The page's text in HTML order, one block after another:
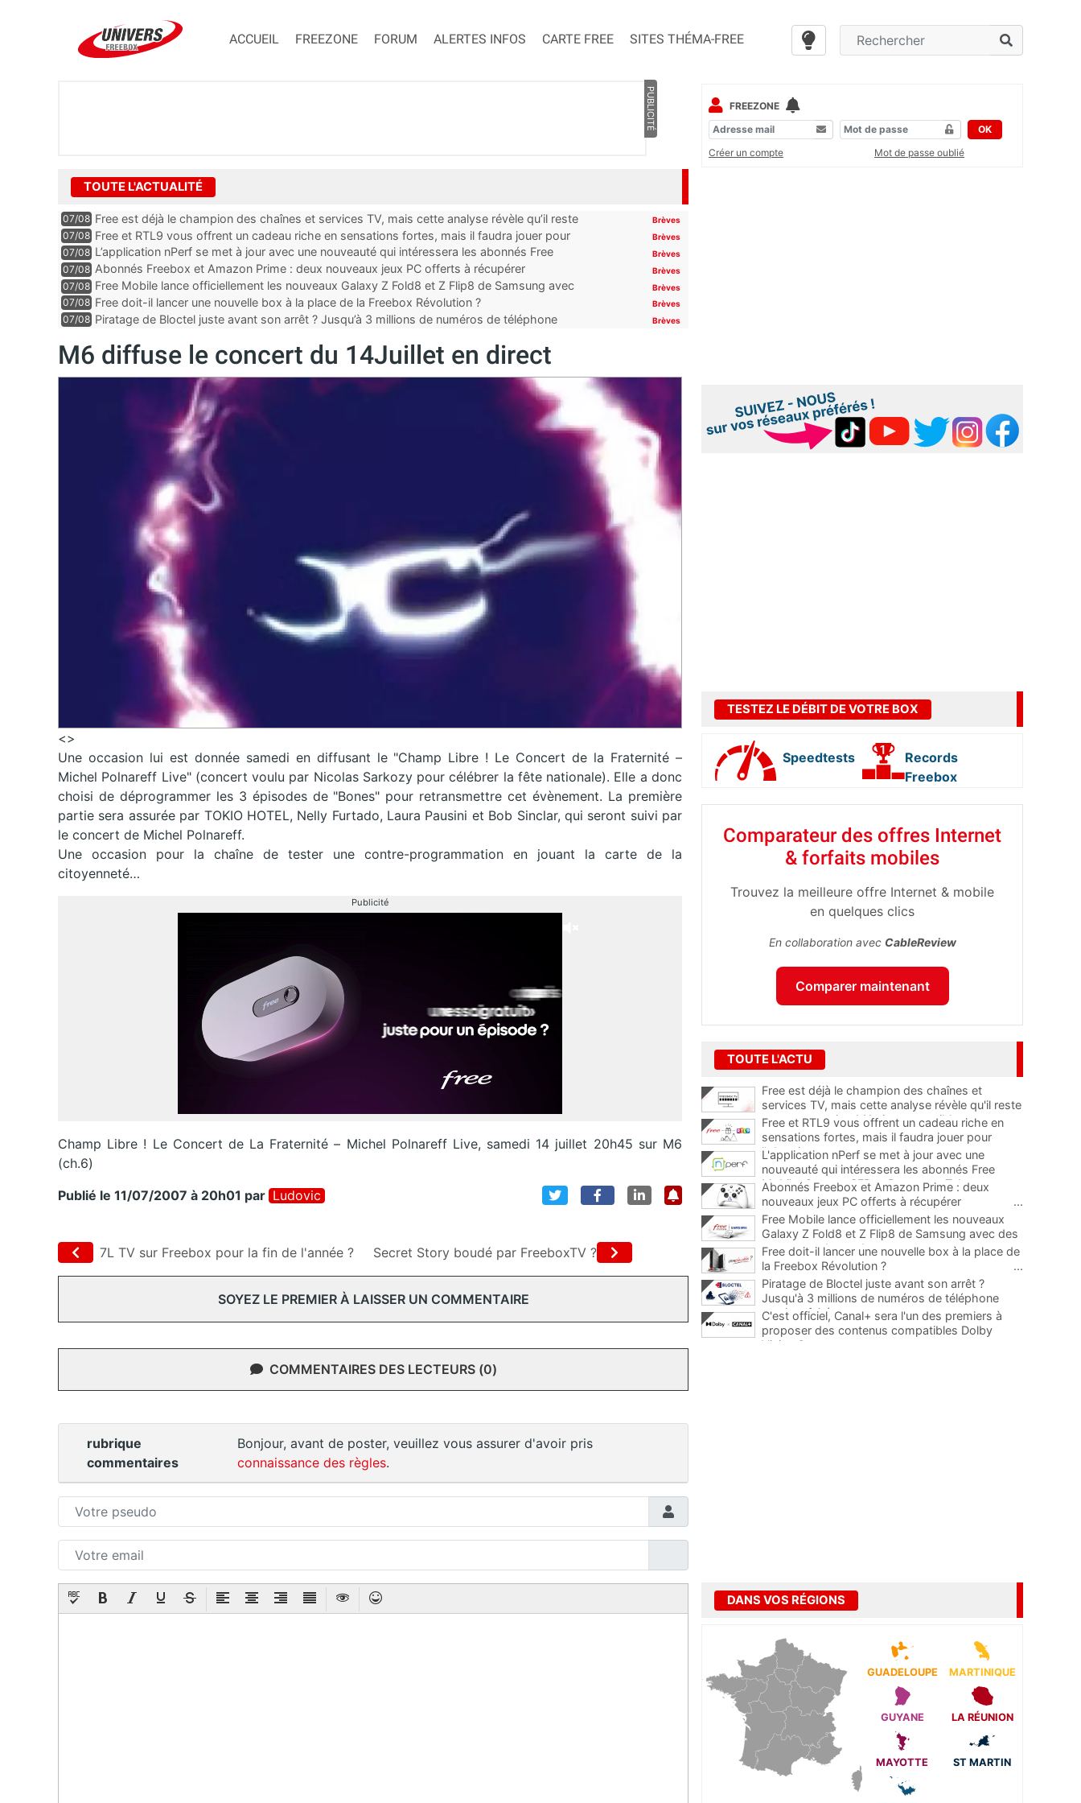
ACCUEIL FREEZONE FORUM ALERTES INFOS CARTE FREE SITES THÉMA-FREE
PUBLICITÉ
TOUTE L'ACTUALITÉ
07/08 Free est déjà le champion des chaînes et services TV, mais cette analyse révèle qu’il reste
encore au moin...
Brèves
07/08 Free et RTL9 vous offrent un cadeau riche en sensations fortes, mais il faudra jouer pour
l’obtenir
Brèves
07/08 L’application nPerf se met à jour avec une nouveauté qui intéressera les abonnés Free
Mobile, Orange, SFR ...
Brèves
07/08 Abonnés Freebox et Amazon Prime : deux nouveaux jeux PC offerts à récupérer Brèves
07/08 Free Mobile lance officiellement les nouveaux Galaxy Z Fold8 et Z Flip8 de Samsung avec
des promos et des cadeaux
Brèves
07/08 Free doit-il lancer une nouvelle box à la place de la Freebox Révolution ? Brèves
07/08 Piratage de Bloctel juste avant son arrêt ? Jusqu’à 3 millions de numéros de téléphone
Brèves
M6 diffuse le concert du 14Juillet en direct
<>
Une occasion lui est donnée samedi en diffusant le "Champ Libre ! Le Concert de la Fraternité –
Michel Polnareff Live" (concert voulu par Nicolas Sarkozy pour célébrer la fête nationale). Elle a donc
choisi de déprogrammer les 3 épisodes de "Bones" pour retransmettre cet évènement. La première
partie sera assurée par TOKIO HOTEL, Nelly Furtado, Laura Pausini et Bob Sinclar, qui seront suivi par
le concert de Michel Polnareff.
Une occasion pour la chaîne de tester une contre-programmation en jouant la carte de la
citoyenneté…
Publicité
Champ Libre ! Le Concert de La Fraternité – Michel Polnareff Live, samedi 14 juillet 20h45 sur M6
(ch.6)
Publié le 11/07/2007 à 20h01 par Ludovic
7L TV sur Freebox pour la fin de l'année ? Secret Story boudé par FreeboxTV ?
SOYEZ LE PREMIER À LAISSER UN COMMENTAIRE
COMMENTAIRES DES LECTEURS (0)
rubrique
commentaires
Bonjour, avant de poster, veuillez vous assurer d'avoir pris
connaissance des règles.
FREEZONE
OK
Créer un compte
Mot de passe oublié
TESTEZ LE DÉBIT DE VOTRE BOX
Speedtests
Records
Freebox
Comparateur des offres Internet
& forfaits mobiles
Trouvez la meilleure offre Internet & mobile
en quelques clics
En collaboration avec CableReview
Comparer maintenant
TOUTE L'ACTU
Free est déjà le champion des chaînes et
services TV, mais cette analyse révèle qu'il reste
encore au moins 141 ajouts possibles
Free et RTL9 vous offrent un cadeau riche en
sensations fortes, mais il faudra jouer pour
l'obtenir
L'application nPerf se met à jour avec une
nouveauté qui intéressera les abonnés Free
Mobile, Orange, SFR et Bouygues Telecom
Abonnés Freebox et Amazon Prime : deux
nouveaux jeux PC offerts à récupérer
...
Free Mobile lance officiellement les nouveaux
Galaxy Z Fold8 et Z Flip8 de Samsung avec des
promos et des cadeaux
...
Free doit-il lancer une nouvelle box à la place de
la Freebox Révolution ?
...
Piratage de Bloctel juste avant son arrêt ?
Jusqu'à 3 millions de numéros de téléphone
auraient fuité
C'est officiel, Canal+ sera l'un des premiers à
proposer des contenus compatibles Dolby
Vision 2
DANS VOS RÉGIONS
GUADELOUPE MARTINIQUE
GUYANE LA RÉUNION
MAYOTTE ST MARTIN